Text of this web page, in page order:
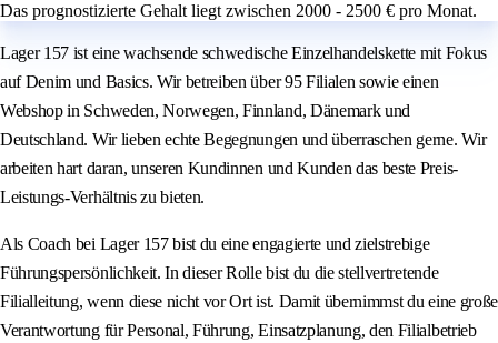
Das prognostizierte Gehalt liegt zwischen 2000 - 2500 € pro Monat.
Lager 157 ist eine wachsende schwedische Einzelhandelskette mit Fokus
auf Denim und Basics. Wir betreiben über 95 Filialen sowie einen
Webshop in Schweden, Norwegen, Finnland, Dänemark und
Deutschland. Wir lieben echte Begegnungen und überraschen gerne. Wir
arbeiten hart daran, unseren Kundinnen und Kunden das beste Preis-
Leistungs-Verhältnis zu bieten.
Als Coach bei Lager 157 bist du eine engagierte und zielstrebige
Führungspersönlichkeit. In dieser Rolle bist du die stellvertretende
Filialleitung, wenn diese nicht vor Ort ist. Damit übernimmst du eine große
Verantwortung für Personal, Führung, Einsatzplanung, den Filialbetrieb